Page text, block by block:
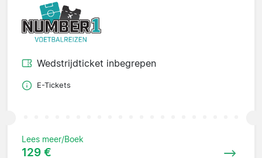
Wedstrijdticket inbegrepen
E-Tickets
Lees meer/Boek
129 €